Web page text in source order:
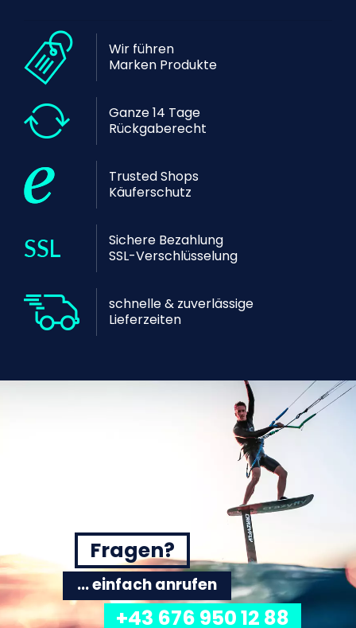
Wir führen
Marken Produkte
Ganze 14 Tage
Rückgaberecht
Trusted Shops
Käuferschutz
Sichere Bezahlung
SSL-Verschlüsselung
schnelle & zuverlässige
Lieferzeiten
Fragen?
... einfach anrufen
+43 676 950 12 88